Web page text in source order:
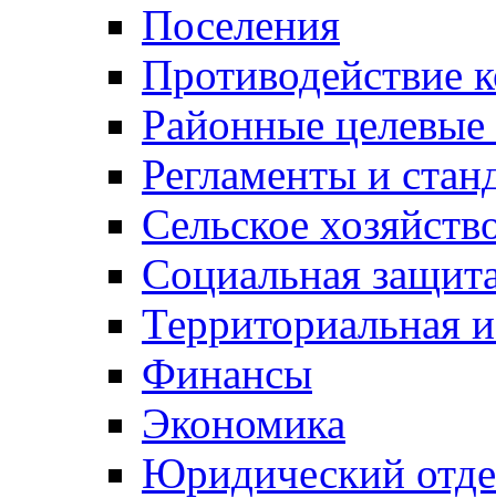
Поселения
Противодействие
Районные
Регламенты и
Сельское
Социальная
Территориальная
Финансы
Экономика
Юридический